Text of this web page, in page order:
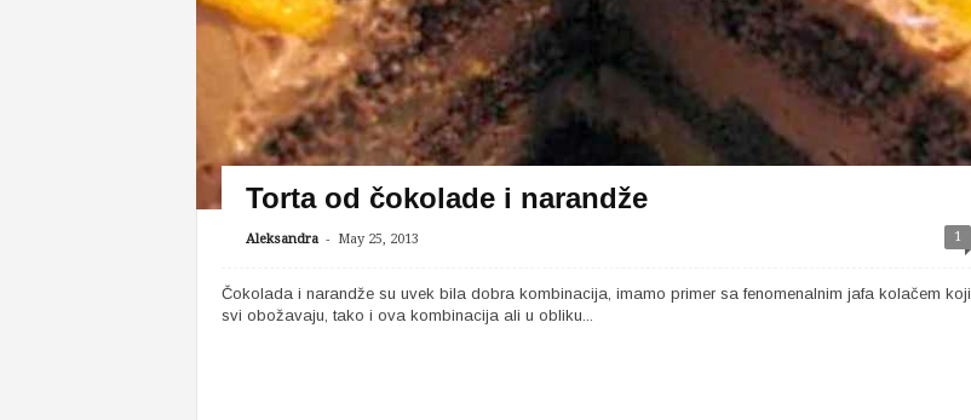
Torta od čokolade i narandže
Aleksandra - May 25, 2013 1
Čokolada i narandže su uvek bila dobra kombinacija, imamo primer sa fenomenalnim jafa kolačem koji
svi obožavaju, tako i ova kombinacija ali u obliku...